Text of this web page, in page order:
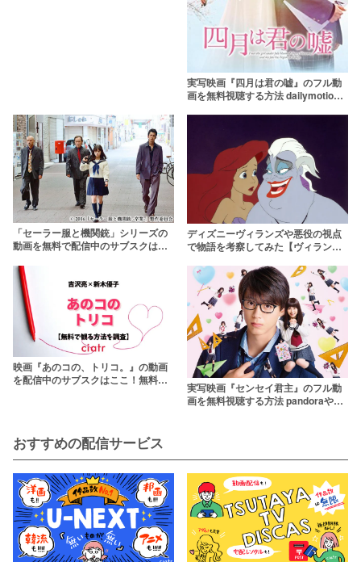
実写映画『四月は君の嘘』のフル動
画を無料視聴する方法 dailymotion
「セーラー服と機関銃」シリーズの
動画を無料で配信中のサブスクはこ
まで
ディズニーヴィランズや悪役の視点
で物語を考察してみた【ヴィランズ
映画『あのコの、トリコ。』の動画
を配信中のサブスクはここ！無料で
実写映画『センセイ君主』のフル動
画を無料視聴する方法 pandoraや
おすすめの配信サービス